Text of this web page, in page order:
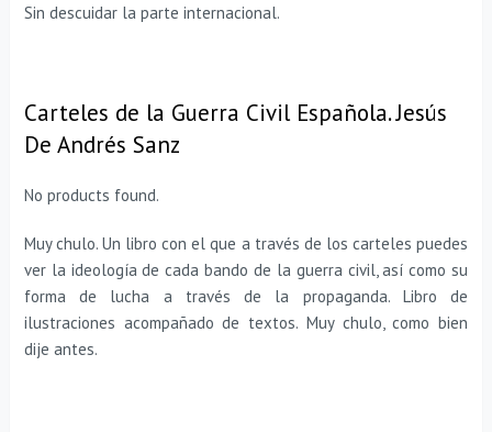
Sin descuidar la parte internacional.
Carteles de la Guerra Civil Española. Jesús
De Andrés Sanz
No products found.
Muy chulo. Un libro con el que a través de los carteles puedes
ver la ideología de cada bando de la guerra civil, así como su
forma de lucha a través de la propaganda. Libro de
ilustraciones acompañado de textos. Muy chulo, como bien
dije antes.